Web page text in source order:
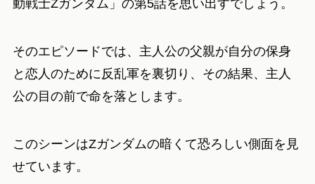
動戦士Zガンダム」の第5話を思い出すでしょう。
そのエピソードでは、主人公の父親が自分の保身
と恋人のために反乱軍を裏切り、その結果、主人
公の目の前で命を落とします。
このシーンはZガンダムの暗くて恐ろしい側面を見
せています。